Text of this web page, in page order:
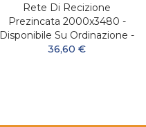
Rete Di Recizione
Prezincata 2000x3480 -
Disponibile Su Ordinazione -
36,60 €